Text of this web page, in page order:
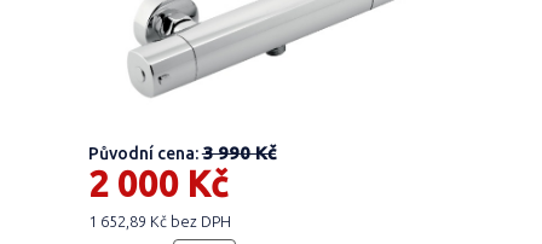
Původní cena:3 990 Kč
2 000 Kč
1 652,89 Kč bez DPH